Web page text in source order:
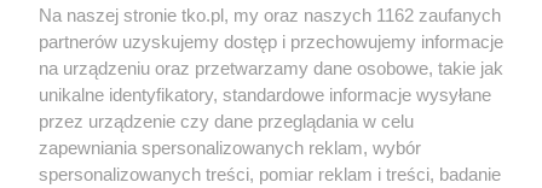
Pokaż więcej
Na naszej stronie tko.pl, my oraz naszych 1162 zaufanych
partnerów uzyskujemy dostęp i przechowujemy informacje
na urządzeniu oraz przetwarzamy dane osobowe, takie jak
unikalne identyfikatory, standardowe informacje wysyłane
przez urządzenie czy dane przeglądania w celu
zapewniania spersonalizowanych reklam, wybór
spersonalizowanych treści, pomiar reklam i treści, badanie